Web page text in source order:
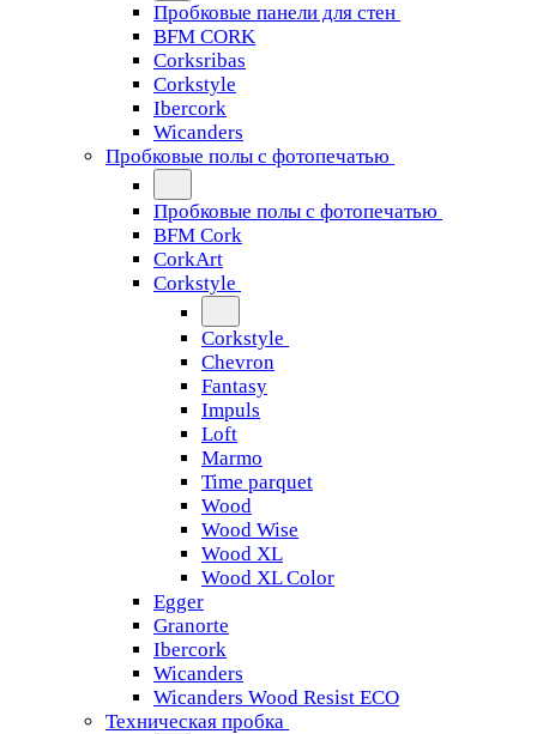
Пробковые панели для стен
BFM CORK
Corksribas
Corkstyle
Ibercork
Wicanders
Пробковые полы с фотопечатью
Пробковые полы с фотопечатью
BFM Cork
CorkArt
Corkstyle
Corkstyle
Chevron
Fantasy
Impuls
Loft
Marmo
Time parquet
Wood
Wood Wise
Wood XL
Wood XL Color
Egger
Granorte
Ibercork
Wicanders
Wicanders Wood Resist ECO
Техническая пробка